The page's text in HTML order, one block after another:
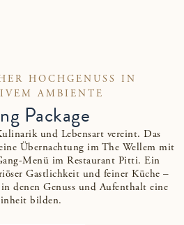
HOCHGENUSS IN
AMBIENTE
Package
und Lebensart vereint. Das
Übernachtung im The Wellem mit
Menü im Restaurant Pitti. Ein
Gastlichkeit und feiner Küche –
denen Genuss und Aufenthalt eine
bilden.